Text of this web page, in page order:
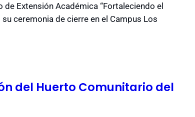
Extensión Académica “Fortaleciendo el
ceremonia de cierre en el Campus Los
del Huerto Comunitario del